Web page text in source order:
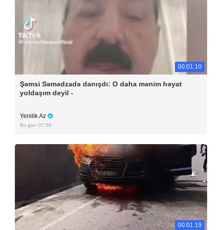
00:01:10
Şəmsi Səmədzadə danışdı: O daha mənim həyat
yoldaşım deyil -
Yenilik.Az
Bu gün 07:56
00:01:19